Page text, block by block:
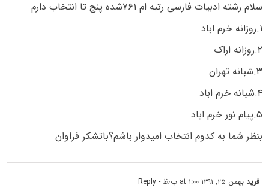
سلام رشته ادبیات فارسی رتبه ام ۷۶۱شده پنج تا انتخاب دارم
۱.روزانه خرم اباد
۲.روزانه اراک
۳.شبانه تهران
۴.شبانه خرم اباد
۵.پیام نور خرم اباد
بنظر شما به کدوم انتخاب امیدوار باشم؟باتشکر فراوان
فریدبهمن ۲۵, ۱۳۹۱ at ۱:۰۰ ب٫ظ - Reply